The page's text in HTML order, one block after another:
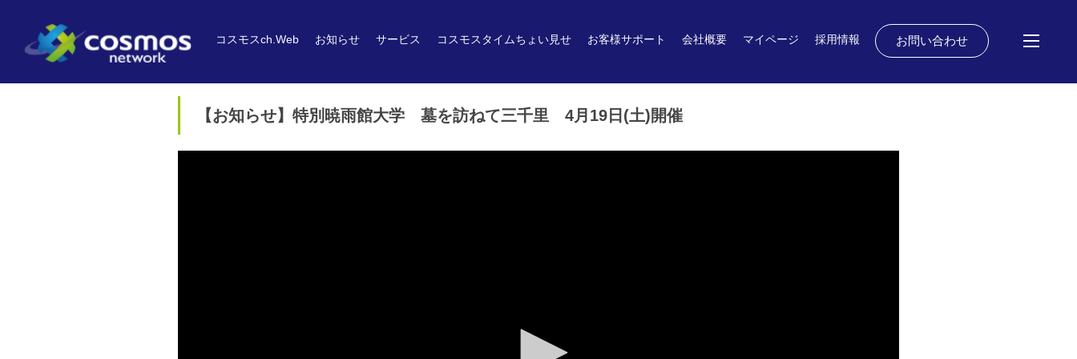
お問い合わせ
コスモスch.Web お知らせ サービス コスモスタイムちょい見せ お客様サポート 会社概要 マイページ 採用情報
【お知らせ】特別暁雨館大学 墓を訪ねて三千里 4月19日(土)開催